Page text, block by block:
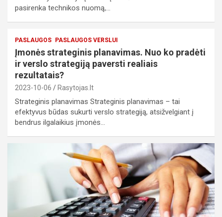
pasirenka technikos nuomą,…
PASLAUGOS PASLAUGOS VERSLUI
Įmonės strateginis planavimas. Nuo ko pradėti
ir verslo strategiją paversti realiais
rezultatais?
2023-10-06 Rasytojas.lt
Strateginis planavimas Strateginis planavimas – tai
efektyvus būdas sukurti verslo strategiją, atsižvelgiant į
bendrus ilgalaikius įmonės…